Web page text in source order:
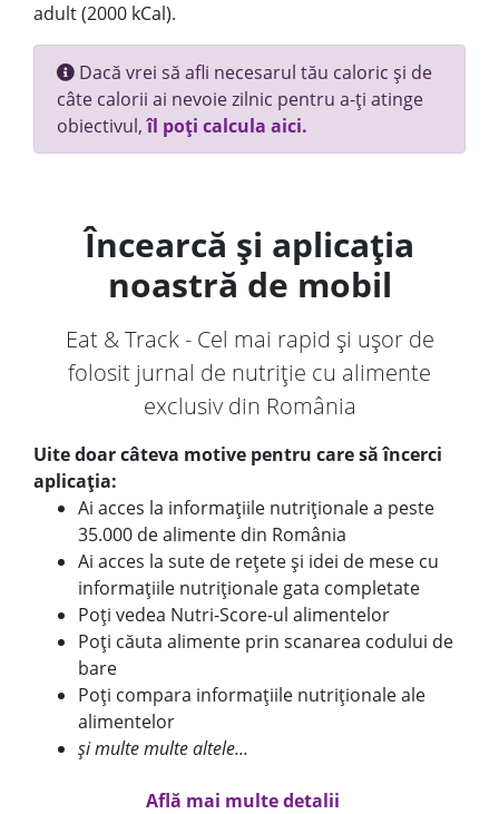
adult (2000 kCal).
Dacă vrei să afli necesarul tău caloric și de
câte calorii ai nevoie zilnic pentru a-ți atinge
obiectivul,îl poți calcula aici.
Încearcă și aplicația
noastră de mobil
Eat & Track - Cel mai rapid și ușor de
folosit jurnal de nutriție cu alimente
exclusiv din România
Uite doar câteva motive pentru care să încerci
aplicația:
Ai acces la informațiile nutriționale a peste
35.000 de alimente din România
Ai acces la sute de rețete și idei de mese cu
informațiile nutriționale gata completate
Poți vedea Nutri-Score-ul alimentelor
Poți căuta alimente prin scanarea codului de
bare
Poți compara informațiile nutriționale ale
alimentelor
și multe multe altele...
Află mai multe detalii